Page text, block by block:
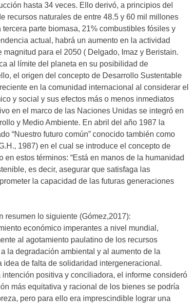
hasta 34 veces. Ello derivó, a principios del
recursos naturales de entre 48.5 y 60 mil millones
parte biomasa, 21% combustibles fósiles y
actual, habrá un aumento en la actividad
para el 2050 ( Delgado, Imaz y Beristain.
al límite del planeta en su posibilidad de
el origen del concepto de Desarrollo Sustentable
en la comunidad internacional al considerar el
y social y sus efectos más o menos inmediatos
en el marco de las Naciones Unidas se integró en
y Medio Ambiente. En abril del año 1987 la
“Nuestro futuro común” conocido también como
1987) en el cual se introduce el concepto de
estos términos: “Está en manos de la humanidad
es decir, asegurar que satisfaga las
la capacidad de las futuras generaciones
resumen lo siguiente (Gómez,2017):
económico imperantes a nivel mundial,
al agotamiento paulatino de los recursos
la degradación ambiental y al aumento de la
idea de falta de solidaridad intergeneracional.
intención positiva y conciliadora, el informe consideró
más equitativa y racional de los bienes se podría
pero para ello era imprescindible lograr una